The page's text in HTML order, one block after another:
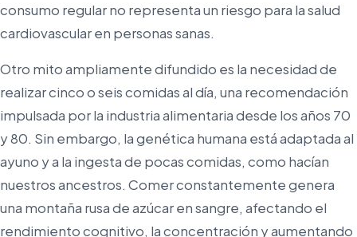
consumo regular no representa un riesgo para la salud
cardiovascular en personas sanas.
Otro mito ampliamente difundido es la necesidad de
realizar cinco o seis comidas al día, una recomendación
impulsada por la industria alimentaria desde los años 70
y 80. Sin embargo, la genética humana está adaptada al
ayuno y a la ingesta de pocas comidas, como hacían
nuestros ancestros. Comer constantemente genera
una montaña rusa de azúcar en sangre, afectando el
rendimiento cognitivo, la concentración y aumentando